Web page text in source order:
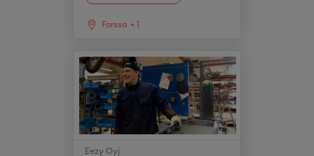
Forssa + 1
Eezy Oyj